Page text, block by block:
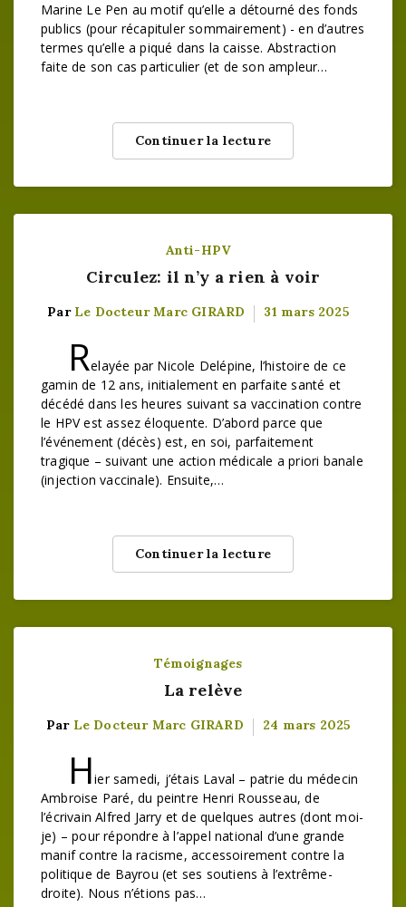
Marine Le Pen au motif qu’elle a détourné des fonds
publics (pour récapituler sommairement) - en d’autres
termes qu’elle a piqué dans la caisse. Abstraction
faite de son cas particulier (et de son ampleur…
Continuer la lecture
Anti-HPV
Circulez: il n’y a rien à voir
Par Le Docteur Marc GIRARD 31 mars 2025
Relayée par Nicole Delépine, l’histoire de ce
gamin de 12 ans, initialement en parfaite santé et
décédé dans les heures suivant sa vaccination contre
le HPV est assez éloquente. D’abord parce que
l’événement (décès) est, en soi, parfaitement
tragique – suivant une action médicale a priori banale
(injection vaccinale). Ensuite,…
Continuer la lecture
Témoignages
La relève
Par Le Docteur Marc GIRARD 24 mars 2025
Hier samedi, j’étais Laval – patrie du médecin
Ambroise Paré, du peintre Henri Rousseau, de
l’écrivain Alfred Jarry et de quelques autres (dont moi-
je) – pour répondre à l’appel national d’une grande
manif contre la racisme, accessoirement contre la
politique de Bayrou (et ses soutiens à l’extrême-
droite). Nous n’étions pas…